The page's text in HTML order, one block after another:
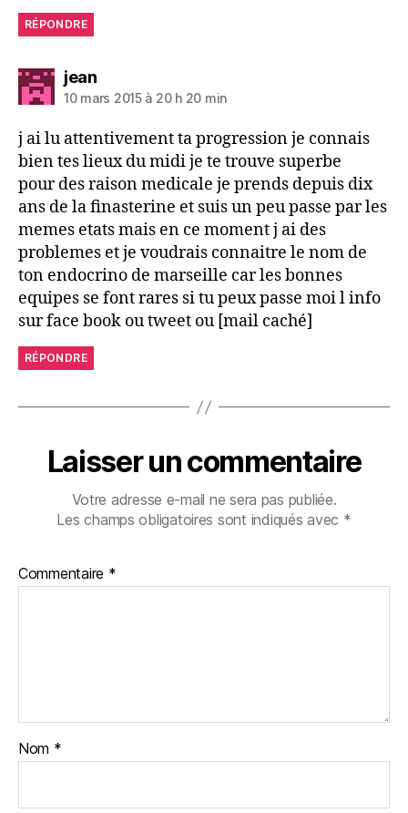
RÉPONDRE
jeandit :
10 mars 2015 à 20 h 20 min
j ai lu attentivement ta progression je connais
bien tes lieux du midi je te trouve superbe
pour des raison medicale je prends depuis dix
ans de la finasterine et suis un peu passe par les
memes etats mais en ce moment j ai des
problemes et je voudrais connaitre le nom de
ton endocrino de marseille car les bonnes
equipes se font rares si tu peux passe moi l info
sur face book ou tweet ou [mail caché]
RÉPONDRE
Laisser un commentaire
Votre adresse e-mail ne sera pas publiée.
Les champs obligatoires sont indiqués avec *
Commentaire *
Nom *